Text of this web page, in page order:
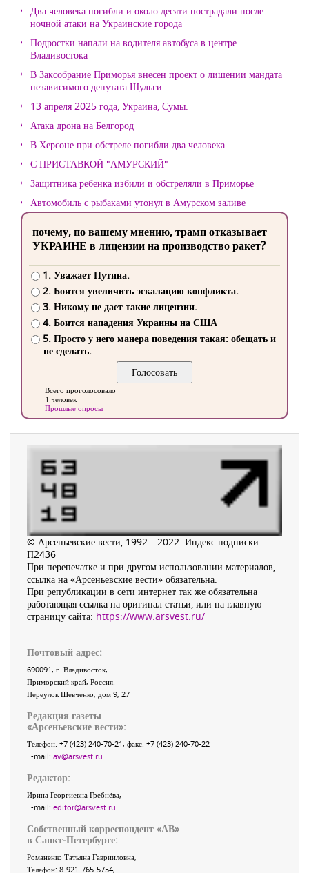
Два человека погибли и около десяти пострадали после
ночной атаки на Украинские города
Подростки напали на водителя автобуса в центре
Владивостока
В Заксобрание Приморья внесен проект о лишении мандата
независимого депутата Шульги
13 апреля 2025 года, Украина, Сумы.
Атака дрона на Белгород
В Херсоне при обстреле погибли два человека
С ПРИСТАВКОЙ "АМУРСКИЙ"
Защитника ребенка избили и обстреляли в Приморье
Автомобиль с рыбаками утонул в Амурском заливе
почему, по вашему мнению, трамп отказывает
УКРАИНЕ в лицензии на производство ракет?
1. Уважает Путина.
2. Боится увеличить эскалацию конфликта.
3. Никому не дает такие лицензии.
4. Боится нападения Украины на США
5. Просто у него манера поведения такая: обещать и
не сделать.
Всего проголосовало
1 человек
Прошлые опросы
© Арсеньевские вести, 1992—2022. Индекс подписки:
П2436
При перепечатке и при другом использовании материалов,
ссылка на «Арсеньевские вести» обязательна.
При републикации в сети интернет так же обязательна
работающая ссылка на оригинал статьи, или на главную
страницу сайта: https://www.arsvest.ru/
Почтовый адрес:
690091, г. Владивосток,
Приморский край, Россия
Переулок Шевченко, дом 9, 27
Редакция газеты
«Арсеньевские вести»:
Телефон: +7 (423) 240-70-21, факс: +7 (423) 240-70-22
E-mail: av@arsvest.ru
Редактор:
Ирина Георгиевна Гребнёва,
E-mail: editor@arsvest.ru
Собственный корреспондент «АВ»
в Санкт-Петербурге:
Романенко Татьяна Гаврииловна,
Телефон: 8-921-765-5754,